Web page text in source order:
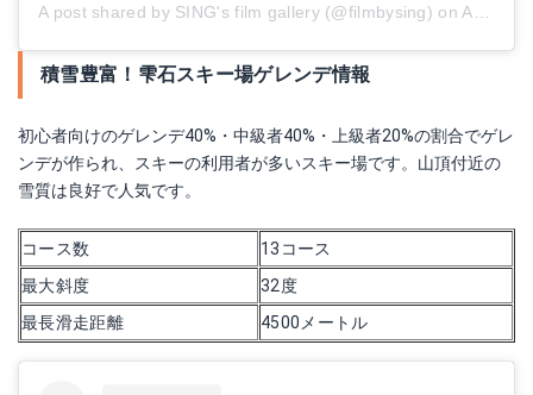
A post shared by SING's film gallery (@filmbysing) on Apr 4, 2018 at 1:03am PDT
積雪豊富！雫石スキー場ゲレンデ情報
初心者向けのゲレンデ40%・中級者40%・上級者20%の割合でゲレ
ンデが作られ、スキーの利用者が多いスキー場です。山頂付近の
雪質は良好で人気です。
コース数
13コース
最大斜度
32度
最長滑走距離
4500メートル